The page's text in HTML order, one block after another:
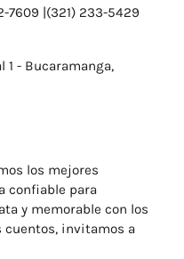
7609 |(321) 233-5429
1 - Bucaramanga,
los mejores
confiable para
y memorable con los
cuentos, invitamos a